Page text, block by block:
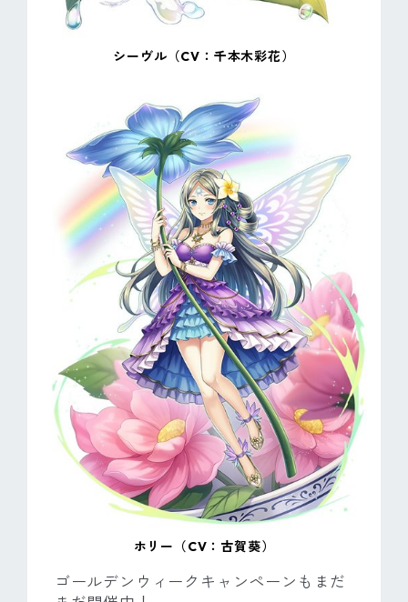
シーヴル（CV：千本木彩花）
ホリー（CV：古賀葵）
ゴールデンウィークキャンペーンもまだ